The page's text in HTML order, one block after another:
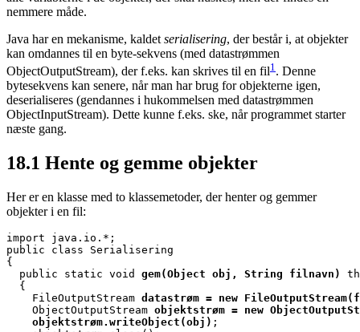
nemmere måde.
Java har en mekanisme, kaldet serialisering, der består i, at objekter
kan omdannes til en byte-sekvens (med datastrømmen
ObjectOutputStream), der f.eks. kan skrives til en fil1 . Denne
bytesekvens kan senere, når man har brug for objekterne igen,
deserialiseres (gendannes i hukommelsen med datastrømmen
ObjectInputStream). Dette kunne f.eks. ske, når programmet starter
næste gang.
18.1 Hente og gemme objekter
Her er en klasse med to klassemetoder, der henter og gemmer
objekter i en fil:
import java.io.*;
public class Serialisering
{
  public static void
gem(Object obj, String filnavn)
  {
    FileOutputStream
datastrøm = new
    ObjectOutputStream
objektstrøm = new
objektstrøm.writeObject(obj) ;